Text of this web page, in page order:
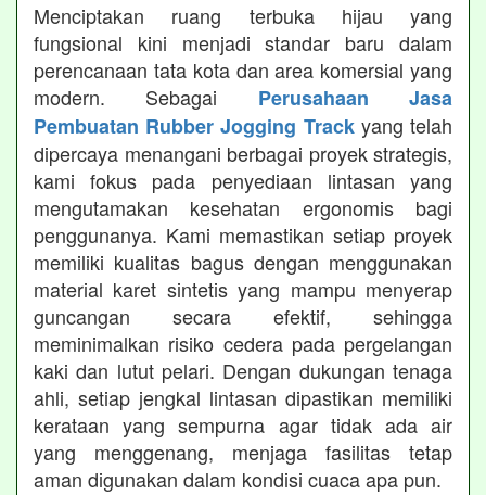
Menciptakan ruang terbuka hijau yang
fungsional kini menjadi standar baru dalam
perencanaan tata kota dan area komersial yang
modern. Sebagai Perusahaan Jasa
Pembuatan Rubber Jogging Trackyang telah
dipercaya menangani berbagai proyek strategis,
kami fokus pada penyediaan lintasan yang
mengutamakan kesehatan ergonomis bagi
penggunanya. Kami memastikan setiap proyek
memiliki kualitas bagus dengan menggunakan
material karet sintetis yang mampu menyerap
guncangan secara efektif, sehingga
meminimalkan risiko cedera pada pergelangan
kaki dan lutut pelari. Dengan dukungan tenaga
ahli, setiap jengkal lintasan dipastikan memiliki
kerataan yang sempurna agar tidak ada air
yang menggenang, menjaga fasilitas tetap
aman digunakan dalam kondisi cuaca apa pun.